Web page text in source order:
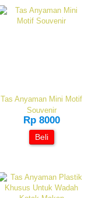
Tas Anyaman Mini Motif
Souvenir
Rp 8000
Beli